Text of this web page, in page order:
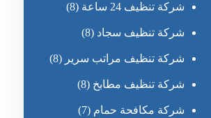
شركة تنظيف 24 ساعة (8)
شركة تنظيف سجاد (8)
شركة تنظيف مراتب سرير (8)
شركة تنظيف مطابخ (8)
شركة مكافحة حمام (7)